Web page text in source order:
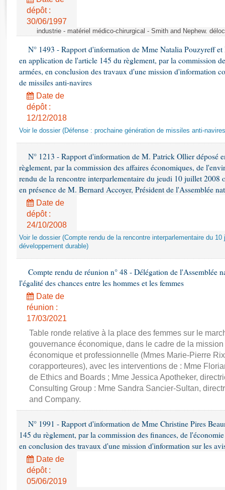
Rapports d'enquête
Rapports législatifs
Dossiers législatifs
Budget et sécurité sociale
Questions écrites et orales
Comptes rendus des débats
dépôt :
30/06/1997
industrie - matériel médico-chirurgical - Smith and Nephew.
N° 1493 - Rapport d'information de Mme Natalia Pouzyreff
en application de l'article 145 du règlement, par la commission
armées, en conclusion des travaux d'une mission d'information
de missiles anti-navires
Date de
dépôt :
12/12/2018
Voir le dossier (Défense : prochaine génération de missiles anti-
N° 1213 - Rapport d'information de M. Patrick Ollier déposé
règlement, par la commission des affaires économiques, de
rendu de la rencontre interparlementaire du jeudi 10 juillet 2008
en présence de M. Bernard Accoyer, Président de l'Assemblée
Date de
dépôt :
24/10/2008
Voir le dossier (Compte rendu de la rencontre interparlementaire du
développement durable)
Compte rendu de réunion n° 48 - Délégation de l'Assemblée
l'égalité des chances entre les hommes et les femmes
Date de
réunion :
17/03/2021
Table ronde relative à la place des femmes sur le
gouvernance économique, dans le cadre de la
économique et professionnelle (Mmes Marie-Pierre
corapporteures), avec les interventions de : Mme
de Ethics and Boards ; Mme Jessica Apotheker,
Consulting Group : Mme Sandra Sancier-Sultan,
and Company.
N° 1991 - Rapport d'information de Mme Christine Pires
145 du règlement, par la commission des finances, de
en conclusion des travaux d'une mission d'information sur les
Date de
dépôt :
05/06/2019